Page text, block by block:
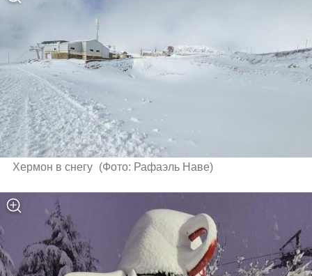
Хермон в снегу (Фото: Рафаэль Наве)